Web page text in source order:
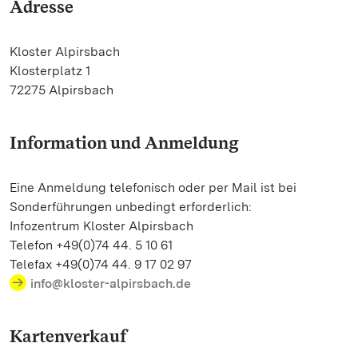
Adresse
Kloster Alpirsbach
Klosterplatz 1
72275 Alpirsbach
Information und Anmeldung
Eine Anmeldung telefonisch oder per Mail ist bei
Sonderführungen unbedingt erforderlich:
Infozentrum Kloster Alpirsbach
Telefon +49(0)74 44. 5 10 61
Telefax +49(0)74 44. 9 17 02 97
info@kloster-alpirsbach.de
Kartenverkauf